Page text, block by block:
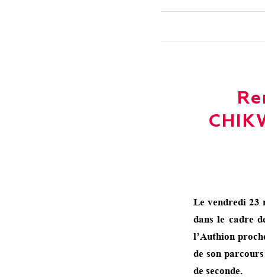
Le vendredi 23
dans le cadre
l’Authion
de son
de seconde.